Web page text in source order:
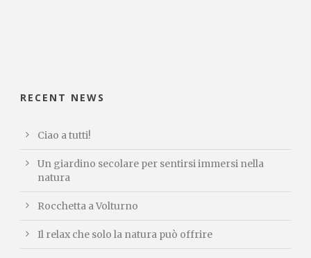
RECENT NEWS
Ciao a tutti!
Un giardino secolare per sentirsi immersi nella
natura
Rocchetta a Volturno
Il relax che solo la natura può offrire